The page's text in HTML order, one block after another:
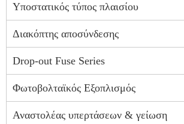
Υποστατικός τύπος πλαισίου
Διακόπτης αποσύνδεσης
Drop-out Fuse Series
Φωτοβολταϊκός Εξοπλισμός
Αναστολέας υπερτάσεων & γείωση